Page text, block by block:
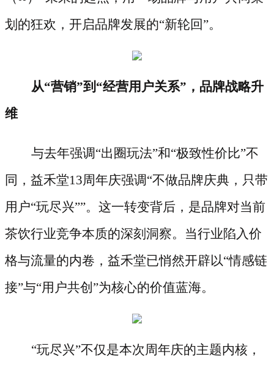
划的狂欢，开启品牌发展的“新轮回”。
从“营销”到“经营用户关系”，品牌战略升
维
与去年强调“出圈玩法”和“极致性价比”不
同，益禾堂13周年庆强调“不做品牌庆典，只带
用户“玩尽兴””。这一转变背后，是品牌对当前
茶饮行业竞争本质的深刻洞察。当行业陷入价
格与流量的内卷，益禾堂已悄然开辟以“情感链
接”与“用户共创”为核心的价值蓝海。
“玩尽兴”不仅是本次周年庆的主题内核，